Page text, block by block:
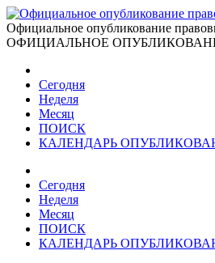
Официальное опубликование
ОФИЦИАЛЬНОЕ
Сегодня
Неделя
Месяц
ПОИСК
КАЛЕНДАРЬ
Сегодня
Неделя
Месяц
ПОИСК
КАЛЕНДАРЬ